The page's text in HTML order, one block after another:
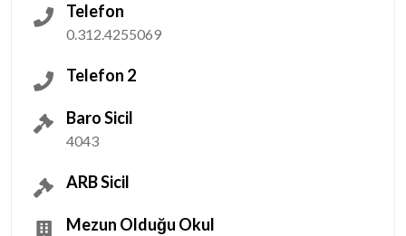
Telefon
0.312.4255069
Telefon 2
Baro Sicil
4043
ARB Sicil
Mezun Olduğu Okul